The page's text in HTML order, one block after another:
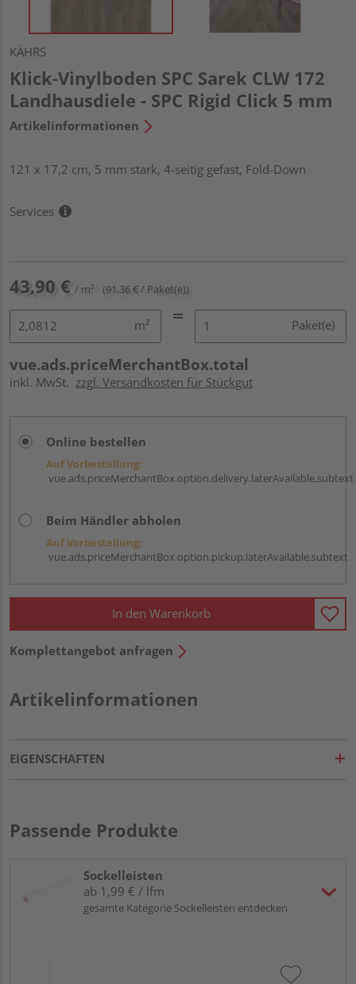
KÄHRS
Klick-Vinylboden SPC Sarek CLW 172
Landhausdiele - SPC Rigid Click 5 mm
Artikelinformationen
121 x 17,2 cm, 5 mm stark, 4-seitig gefast, Fold-Down
Services
43,90 € / m² (91,36 € / Paket(e))
m² Paket(e)
vue.ads.priceMerchantBox.total
inkl. MwSt. zzgl. Versandkosten für Stückgut
Online bestellen
Auf Vorbestellung:
vue.ads.priceMerchantBox.option.delivery.laterAvailable.subtext
Beim Händler abholen
Auf Vorbestellung:
vue.ads.priceMerchantBox.option.pickup.laterAvailable.subtext
In den Warenkorb
Komplettangebot anfragen
Artikelinformationen
EIGENSCHAFTEN
Passende Produkte
Sockelleisten
ab 1,99 € / lfm
gesamte Kategorie Sockelleisten entdecken